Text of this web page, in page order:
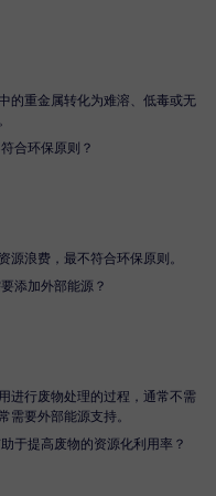
的重金属转化为难溶、低毒或无
合环保原则？
源浪费，最不符合环保原则。
添加外部能源？
进行废物处理的过程，通常不需
需要外部能源支持。
于提高废物的资源化利用率？